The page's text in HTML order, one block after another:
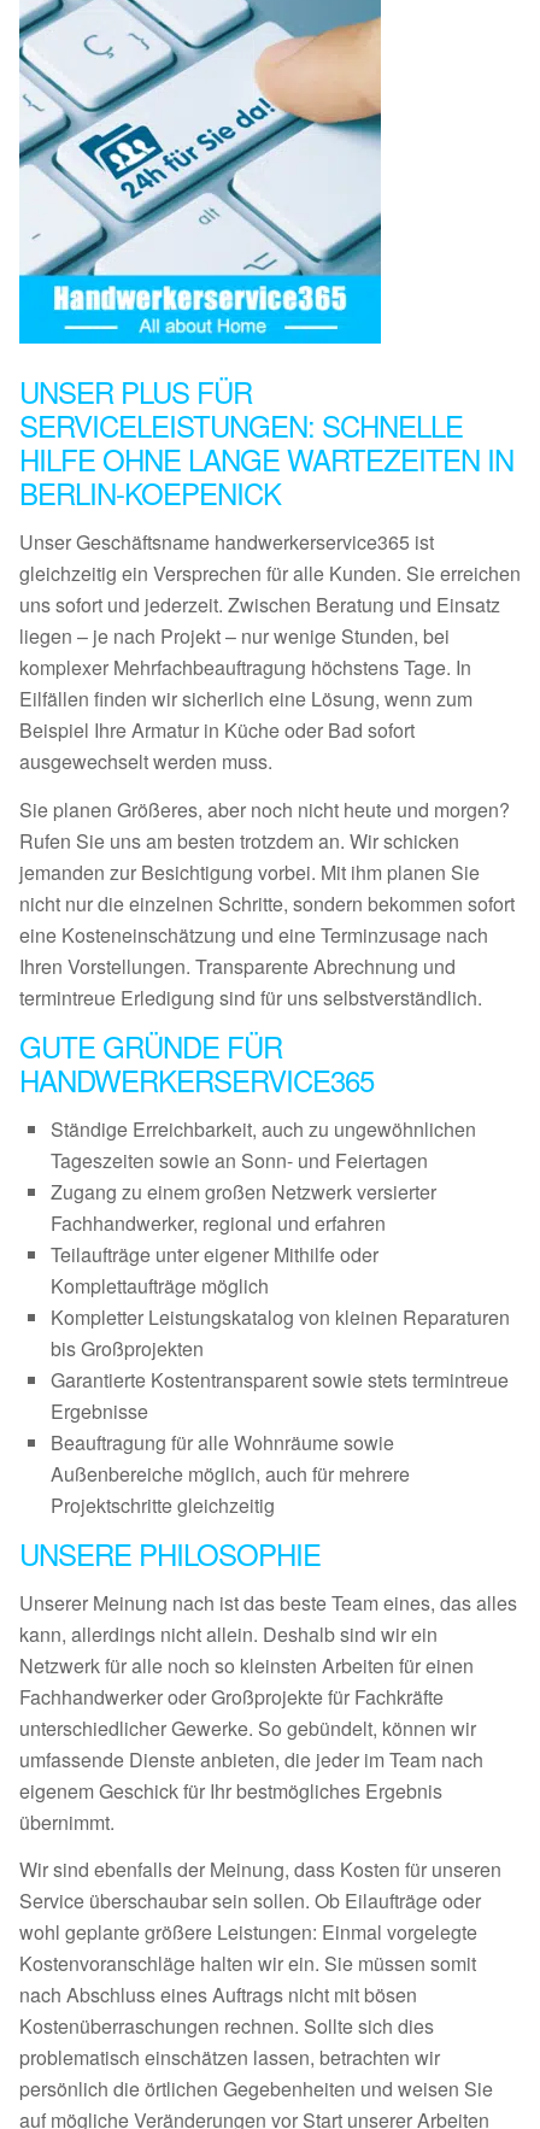
UNSER PLUS FÜR
SERVICELEISTUNGEN: SCHNELLE
HILFE OHNE LANGE WARTEZEITEN IN
BERLIN-KOEPENICK
Unser Geschäftsname handwerkerservice365 ist
gleichzeitig ein Versprechen für alle Kunden. Sie erreichen
uns sofort und jederzeit. Zwischen Beratung und Einsatz
liegen – je nach Projekt – nur wenige Stunden, bei
komplexer Mehrfachbeauftragung höchstens Tage. In
Eilfällen finden wir sicherlich eine Lösung, wenn zum
Beispiel Ihre Armatur in Küche oder Bad sofort
ausgewechselt werden muss.
Sie planen Größeres, aber noch nicht heute und morgen?
Rufen Sie uns am besten trotzdem an. Wir schicken
jemanden zur Besichtigung vorbei. Mit ihm planen Sie
nicht nur die einzelnen Schritte, sondern bekommen sofort
eine Kosteneinschätzung und eine Terminzusage nach
Ihren Vorstellungen. Transparente Abrechnung und
termintreue Erledigung sind für uns selbstverständlich.
GUTE GRÜNDE FÜR
HANDWERKERSERVICE365
Ständige Erreichbarkeit, auch zu ungewöhnlichen
Tageszeiten sowie an Sonn- und Feiertagen
Zugang zu einem großen Netzwerk versierter
Fachhandwerker, regional und erfahren
Teilaufträge unter eigener Mithilfe oder
Komplettaufträge möglich
Kompletter Leistungskatalog von kleinen Reparaturen
bis Großprojekten
Garantierte Kostentransparent sowie stets termintreue
Ergebnisse
Beauftragung für alle Wohnräume sowie
Außenbereiche möglich, auch für mehrere
Projektschritte gleichzeitig
UNSERE PHILOSOPHIE
Unserer Meinung nach ist das beste Team eines, das alles
kann, allerdings nicht allein. Deshalb sind wir ein
Netzwerk für alle noch so kleinsten Arbeiten für einen
Fachhandwerker oder Großprojekte für Fachkräfte
unterschiedlicher Gewerke. So gebündelt, können wir
umfassende Dienste anbieten, die jeder im Team nach
eigenem Geschick für Ihr bestmögliches Ergebnis
übernimmt.
Wir sind ebenfalls der Meinung, dass Kosten für unseren
Service überschaubar sein sollen. Ob Eilaufträge oder
wohl geplante größere Leistungen: Einmal vorgelegte
Kostenvoranschläge halten wir ein. Sie müssen somit
nach Abschluss eines Auftrags nicht mit bösen
Kostenüberraschungen rechnen. Sollte sich dies
problematisch einschätzen lassen, betrachten wir
persönlich die örtlichen Gegebenheiten und weisen Sie
auf mögliche Veränderungen vor Start unserer Arbeiten